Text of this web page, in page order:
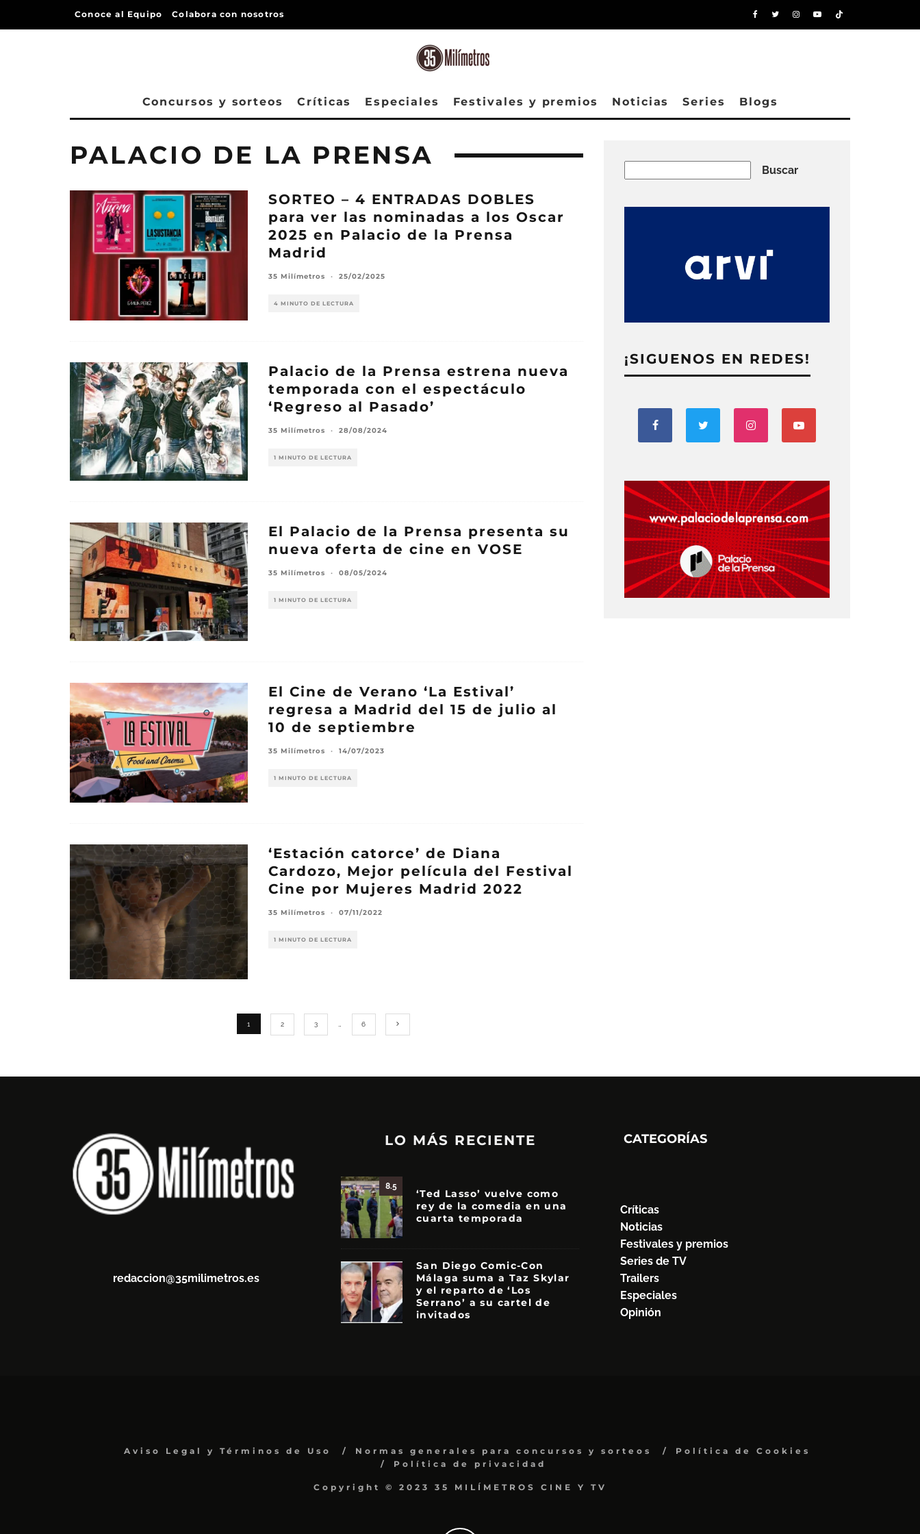
Conoce al Equipo Colabora con nosotros
Concursos y sorteos Críticas Especiales Festivales y premios Noticias Series Blogs
PALACIO DE LA PRENSA
SORTEO – 4 ENTRADAS DOBLES
para ver las nominadas a los Oscar
2025 en Palacio de la Prensa
Madrid
35 Milímetros · 25/02/2025
4 MINUTO DE LECTURA
Palacio de la Prensa estrena nueva
temporada con el espectáculo
‘Regreso al Pasado’
35 Milímetros · 28/08/2024
1 MINUTO DE LECTURA
El Palacio de la Prensa presenta su
nueva oferta de cine en VOSE
35 Milímetros · 08/05/2024
1 MINUTO DE LECTURA
El Cine de Verano ‘La Estival’
regresa a Madrid del 15 de julio al
10 de septiembre
35 Milímetros · 14/07/2023
1 MINUTO DE LECTURA
‘Estación catorce’ de Diana
Cardozo, Mejor película del Festival
Cine por Mujeres Madrid 2022
35 Milímetros · 07/11/2022
1 MINUTO DE LECTURA
1 2 3 … 6
Buscar
¡SIGUENOS EN REDES!
redaccion@35milimetros.es
LO MÁS RECIENTE
8.5
‘Ted Lasso’ vuelve como
rey de la comedia en una
cuarta temporada
San Diego Comic-Con
Málaga suma a Taz Skylar
y el reparto de ‘Los
Serrano’ a su cartel de
invitados
CATEGORÍAS
Críticas
Noticias
Festivales y premios
Series de TV
Trailers
Especiales
Opinión
Aviso Legal y Términos de Uso Normas generales para concursos y sorteos
Política de Cookies
Política de privacidad
Copyright © 2023 35 MILÍMETROS CINE Y TV